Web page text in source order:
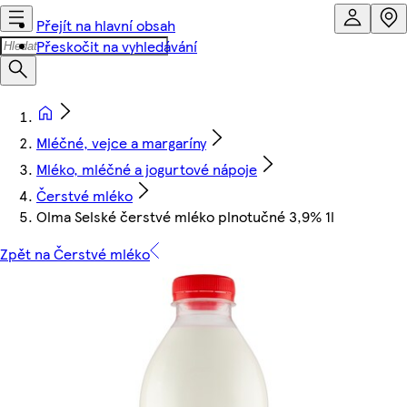
Přejít na hlavní obsah
Přeskočit na vyhledávání
Mléčné, vejce a margaríny
Mléko, mléčné a jogurtové nápoje
Čerstvé mléko
Olma Selské čerstvé mléko plnotučné 3,9% 1l
Zpět na Čerstvé mléko